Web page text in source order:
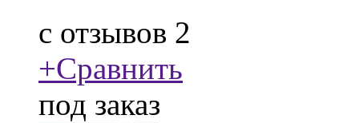
c отзывов 2
+Сравнить
под заказ